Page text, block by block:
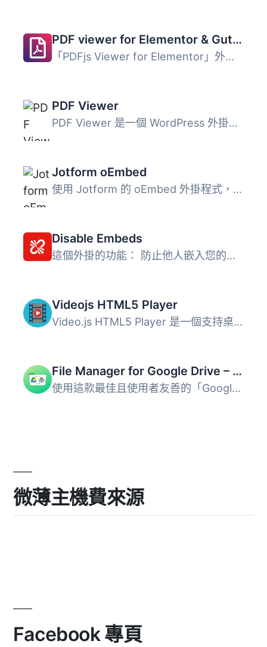
PDF viewer for Elementor & Gutenberg
「PDFjs Viewer for Elementor」外掛是一個強大的工具，可輕...
PDF Viewer
PDF Viewer 是一個 WordPress 外掛，允許您在網站上嵌入 PDF ...
Jotform oEmbed
使用 Jotform 的 oEmbed 外掛程式，現在您可以輕鬆地在部落格...
Disable Embeds
這個外掛的功能： 防止他人嵌入您的網站。 防止您嵌入非白名...
Videojs HTML5 Player
Video.js HTML5 Player 是一個支持桌面和移動裝置視頻播放的...
File Manager for Google Drive – Integrate Google Drive
使用這款最佳且使用者友善的「Google Drive」WordPress外掛，...
微薄主機費來源
Facebook 專頁